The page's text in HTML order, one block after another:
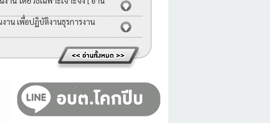
าน เพื่อปฏิบัติงานธุรการงาน